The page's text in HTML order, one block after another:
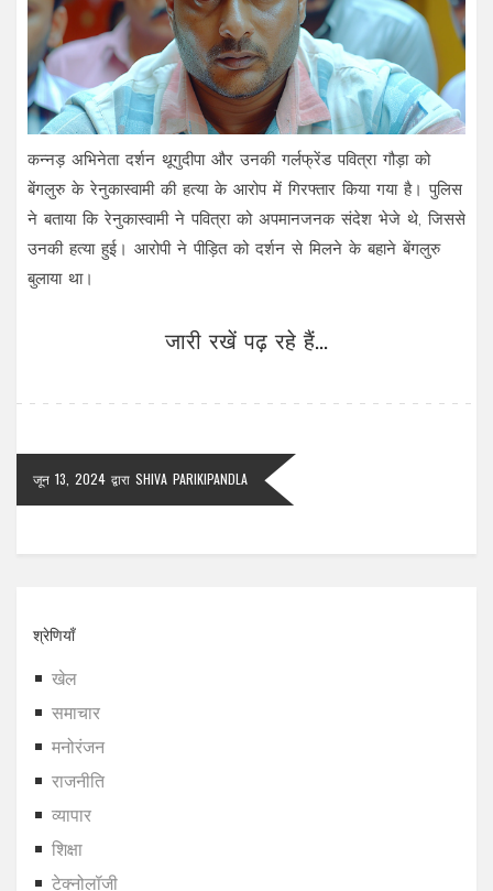
कन्नड़ अभिनेता दर्शन थूगुदीपा और उनकी गर्लफ्रेंड पवित्रा गौड़ा को
बेंगलुरु के रेनुकास्वामी की हत्या के आरोप में गिरफ्तार किया गया है। पुलिस
ने बताया कि रेनुकास्वामी ने पवित्रा को अपमानजनक संदेश भेजे थे, जिससे
उनकी हत्या हुई। आरोपी ने पीड़ित को दर्शन से मिलने के बहाने बेंगलुरु
बुलाया था।
जारी रखें पढ़ रहे हैं...
जून 13, 2024 द्वारा SHIVA PARIKIPANDLA
श्रेणियाँ
खेल
समाचार
मनोरंजन
राजनीति
व्यापार
शिक्षा
टेक्नोलॉजी